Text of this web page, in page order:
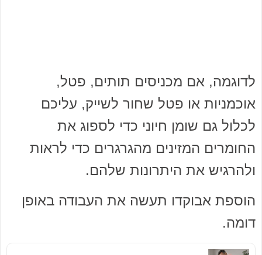
לדוגמה, אם מכניסים תותים, פטל,
אוכמניות או פטל שחור לשייק, עליכם
לכלול גם שומן חיוני כדי לספוג את
החומרים המזינים מהגרגרים כדי לראות
ולהרגיש את היתרונות שלהם.
הוספת אבוקדו תעשה את העבודה באופן
דומה.